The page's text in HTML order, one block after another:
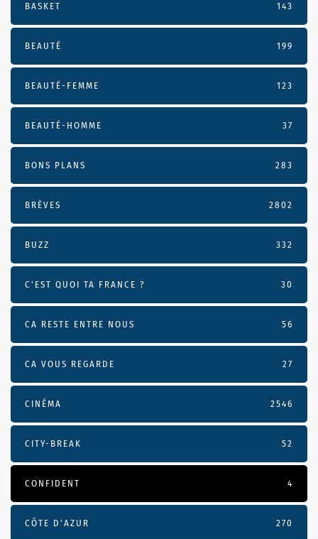
BASKET 143
BEAUTÉ 199
BEAUTÉ-FEMME 123
BEAUTÉ-HOMME 37
BONS PLANS 283
BRÈVES 2802
BUZZ 332
C'EST QUOI TA FRANCE ? 30
CA RESTE ENTRE NOUS 56
CA VOUS REGARDE 27
CINÉMA 2546
CITY-BREAK 52
CONFIDENT 4
CÔTE D’AZUR 270